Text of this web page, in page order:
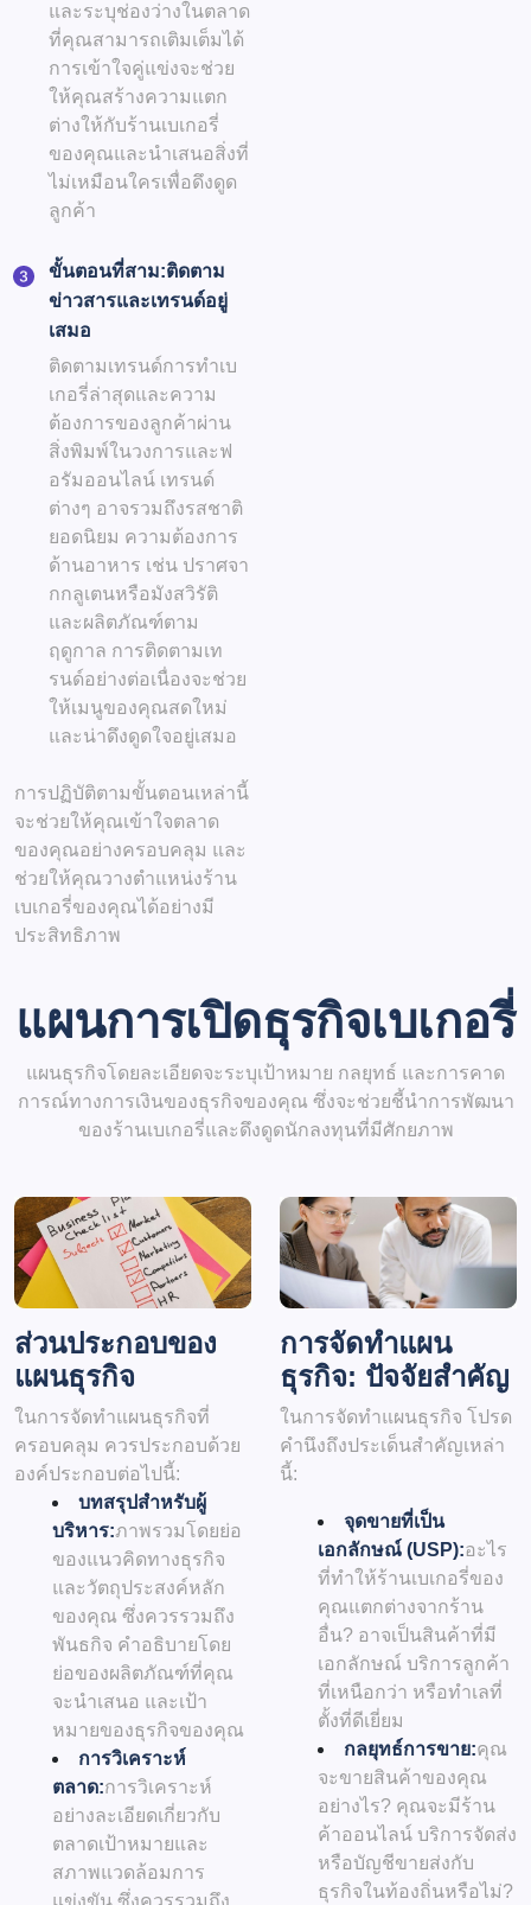
และระบุช่องว่างในตลาด
ที่คุณสามารถเติมเต็มได้
การเข้าใจคู่แข่งจะช่วย
ให้คุณสร้างความแตก
ต่างให้กับร้านเบเกอรี่
ของคุณและนำเสนอสิ่งที่
ไม่เหมือนใครเพื่อดึงดูด
ลูกค้า
ขั้นตอนที่สาม:ติดตาม
ข่าวสารและเทรนด์อยู่
เสมอ
ติดตามเทรนด์การทำเบ
เกอรี่ล่าสุดและความ
ต้องการของลูกค้าผ่าน
สิ่งพิมพ์ในวงการและฟ
อรัมออนไลน์ เทรนด์
ต่างๆ อาจรวมถึงรสชาติ
ยอดนิยม ความต้องการ
ด้านอาหาร เช่น ปราศจา
กกลูเตนหรือมังสวิรัติ
และผลิตภัณฑ์ตาม
ฤดูกาล การติดตามเท
รนด์อย่างต่อเนื่องจะช่วย
ให้เมนูของคุณสดใหม่
และน่าดึงดูดใจอยู่เสมอ
การปฏิบัติตามขั้นตอนเหล่านี้
จะช่วยให้คุณเข้าใจตลาด
ของคุณอย่างครอบคลุม และ
ช่วยให้คุณวางตำแหน่งร้าน
เบเกอรี่ของคุณได้อย่างมี
ประสิทธิภาพ
แผนการเปิดธุรกิจเบเกอรี่
แผนธุรกิจโดยละเอียดจะระบุเป้าหมาย กลยุทธ์ และการคาด
การณ์ทางการเงินของธุรกิจของคุณ ซึ่งจะช่วยชี้นำการพัฒนา
ของร้านเบเกอรี่และดึงดูดนักลงทุนที่มีศักยภาพ
ส่วนประกอบของ
แผนธุรกิจ
ในการจัดทำแผนธุรกิจที่
ครอบคลุม ควรประกอบด้วย
องค์ประกอบต่อไปนี้:
บทสรุปสำหรับผู้
บริหาร:ภาพรวมโดยย่อ
ของแนวคิดทางธุรกิจ
และวัตถุประสงค์หลัก
ของคุณ ซึ่งควรรวมถึง
พันธกิจ คำอธิบายโดย
ย่อของผลิตภัณฑ์ที่คุณ
จะนำเสนอ และเป้า
หมายของธุรกิจของคุณ
การวิเคราะห์
ตลาด:การวิเคราะห์
อย่างละเอียดเกี่ยวกับ
ตลาดเป้าหมายและ
สภาพแวดล้อมการ
การจัดทำแผน
ธุรกิจ: ปัจจัยสำคัญ
ในการจัดทำแผนธุรกิจ โปรด
คำนึงถึงประเด็นสำคัญเหล่า
นี้:
จุดขายที่เป็น
เอกลักษณ์ (USP):อะไร
ที่ทำให้ร้านเบเกอรี่ของ
คุณแตกต่างจากร้าน
อื่น? อาจเป็นสินค้าที่มี
เอกลักษณ์ บริการลูกค้า
ที่เหนือกว่า หรือทำเลที่
ตั้งที่ดีเยี่ยม
กลยุทธ์การขาย:คุณ
จะขายสินค้าของคุณ
อย่างไร? คุณจะมีร้าน
ค้าออนไลน์ บริการจัดส่ง
หรือบัญชีขายส่งกับ
ธุรกิจในท้องถิ่นหรือไม่?